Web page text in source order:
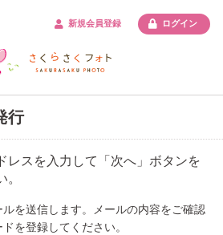
新規会員登録 ログイン
行
レスを入力して「次へ」ボタンを
を送信します。メールの内容をご確認
を登録してください。